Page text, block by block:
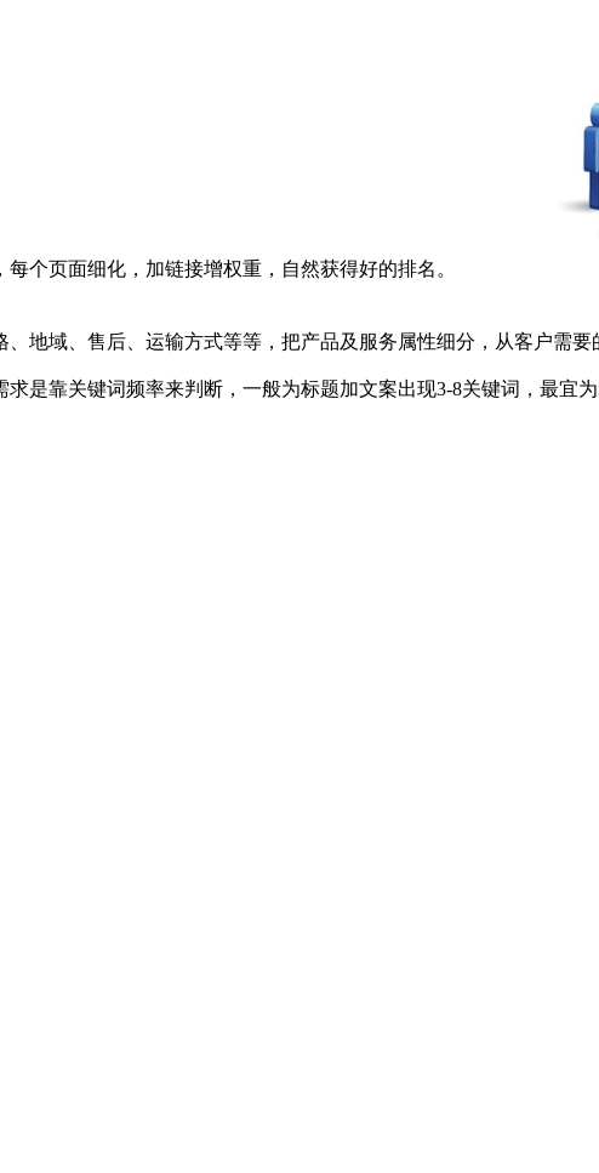
页面细化，加链接增权重，自然获得好的排名。
域、售后、运输方式等等，把产品及服务属性细分，从客户需要
靠关键词频率来判断，一般为标题加文案出现3-8关键词，最宜为